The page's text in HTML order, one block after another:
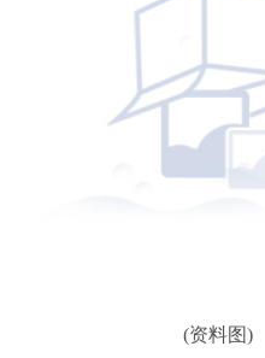
(资料图)